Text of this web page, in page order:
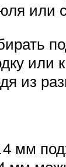
или
или
из
мм